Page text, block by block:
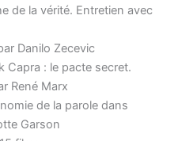
de la vérité. Entretien avec
Danilo Zecevic
Capra : le pacte secret.
René Marx
de la parole dans
Garson